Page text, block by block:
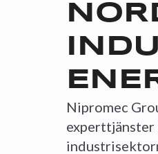
Nipromec
experttjänster